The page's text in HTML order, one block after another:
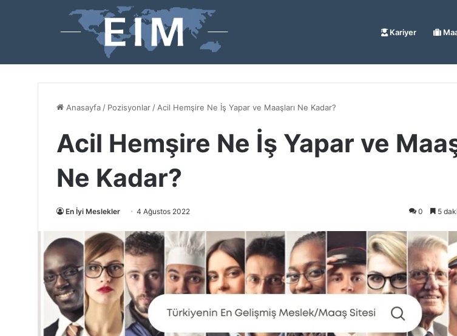
Kariyer
Anasayfa / Pozisyonlar / Acil Hemşire Ne İş Yapar ve Maaşları Ne Kadar?
Acil Hemşire Ne İş Yapar ve
Ne Kadar?
En İyi Meslekler 4 Ağustos 2022 0 5